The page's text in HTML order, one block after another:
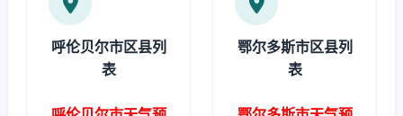
呼伦贝尔市区县列
表
鄂尔多斯市区县列
表